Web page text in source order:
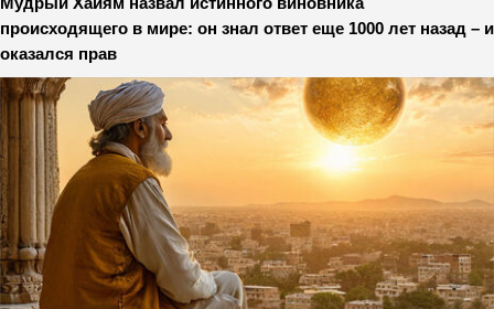
происходящего в мире: он знал ответ еще 1000 лет назад – и
оказался прав